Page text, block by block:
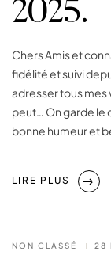
2025.
Chers Amis et
fidélité et suivi
adresser tous
peut… On garde le
bonne humeur et
LIRE PLUS
NON CLASSÉ 28